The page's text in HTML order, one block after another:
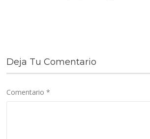
Deja Tu Comentario
Comentario*